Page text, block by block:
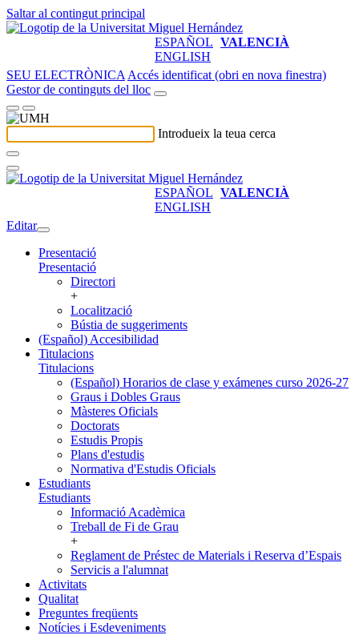
Saltar al contingut principal
ESPAÑOL VALENCIÀ
ENGLISH
SEU ELECTRÒNICA Accés identificat (obri en nova finestra)
Gestor de continguts del lloc
Introdueix la teua cerca
ESPAÑOL VALENCIÀ
ENGLISH
Editar
Presentació
Presentació
Directori
+
Localització
Bústia de suggeriments
(Español) Accesibilidad
Titulacions
Titulacions
(Español) Horarios de clase y exámenes curso 2026-27
Graus i Dobles Graus
Màsteres Oficials
Doctorats
Estudis Propis
Plans d'estudis
Normativa d'Estudis Oficials
Estudiants
Estudiants
Informació Acadèmica
Treball de Fi de Grau
+
Reglament de Préstec de Materials i Reserva d’Espais
Servicis a l'alumnat
Activitats
Qualitat
Preguntes freqüents
Notícies i Esdeveniments